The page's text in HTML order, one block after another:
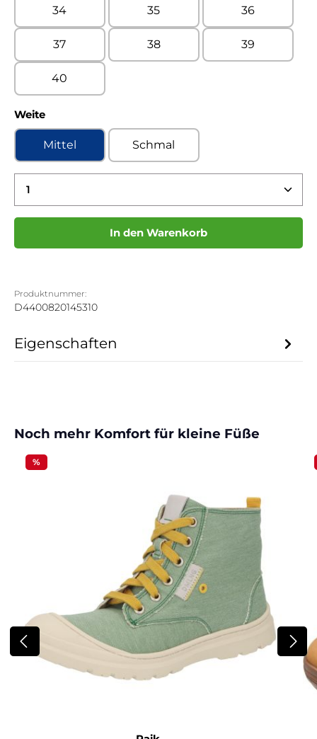
34 35 36
37 38 39
40
Weiteauswählen
Mittel Schmal
Produkt Anzahl: Gib den gewünschten Wert
In den Warenkorb
Produktnummer:
D4400820145310
Eigenschaften
Produktgalerie überspringen
Noch mehr Komfort für kleine Füße
%